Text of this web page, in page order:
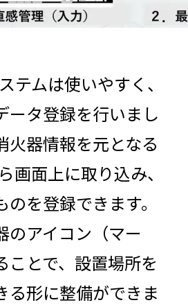
テムは使いやすく、
ータ登録を行いまし
火器情報を元となる
画面上に取り込み、
を登録できます。
のアイコン（マー
ことで、設置場所を
る形に整備ができま